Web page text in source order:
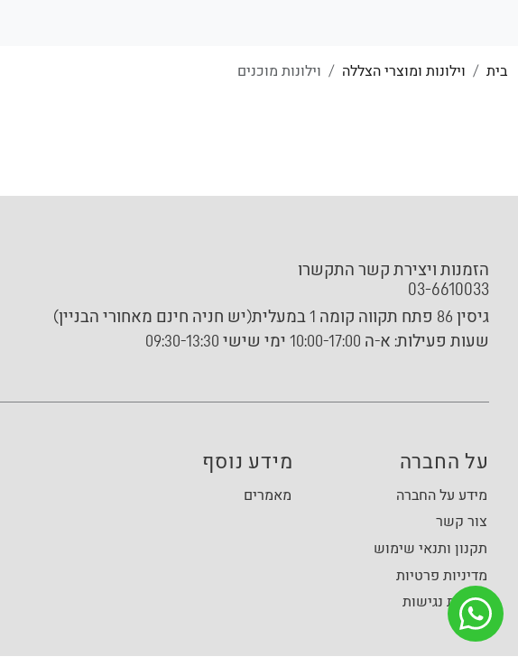
בית וילונות ומוצרי הצללה וילונות מוכנים
הזמנות ויצירת קשר התקשרו
03-6610033
גיסין 86 פתח תקווה קומה 1 במעלית(יש חניה חינם מאחורי הבניין)
שעות פעילות: א-ה 10:00-17:00 ימי שישי 09:30-13:30
על החברה
מידע על החברה
צור קשר
תקנון ותנאי שימוש
מדיניות פרטיות
הצהרת נגישות
מידע נוסף
מאמרים